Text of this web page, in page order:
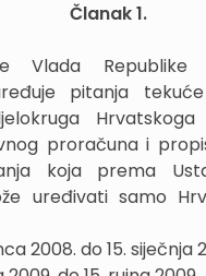
Članak 1.
Vlada Republike
pitanja
proračuna i
koja prema
uređivati samo
2008. do 15. siječnja